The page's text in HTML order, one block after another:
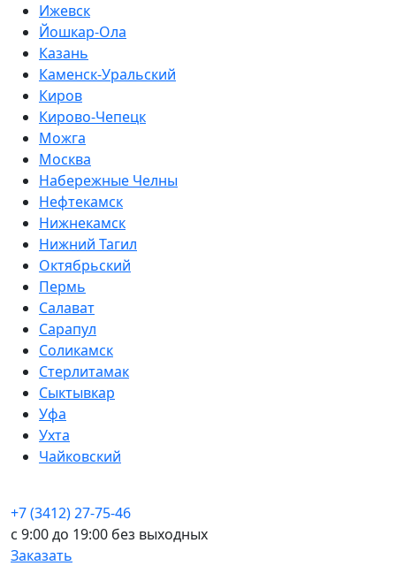
Ижевск
Йошкар-Ола
Казань
Каменск-Уральский
Киров
Кирово-Чепецк
Можга
Москва
Набережные Челны
Нефтекамск
Нижнекамск
Нижний Тагил
Октябрьский
Пермь
Салават
Сарапул
Соликамск
Стерлитамак
Сыктывкар
Уфа
Ухта
Чайковский
+7 (3412) 27-75-46
c 9:00 до 19:00 без выходных
Заказать